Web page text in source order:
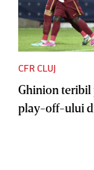
CFR CLUJ
Ghinion teribil
play-off-ului